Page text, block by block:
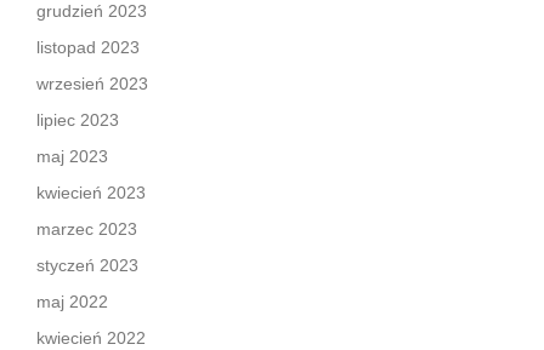
grudzień 2023
listopad 2023
wrzesień 2023
lipiec 2023
maj 2023
kwiecień 2023
marzec 2023
styczeń 2023
maj 2022
kwiecień 2022